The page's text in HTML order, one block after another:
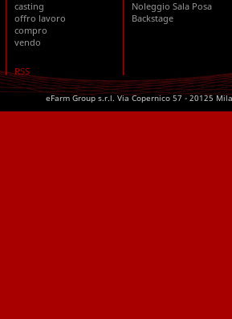
casting
offro lavoro
compro
vendo
RSS
Noleggio Sala Posa
Backstage
eFarm Group s.r.l. Via Copernico 57 - 20125